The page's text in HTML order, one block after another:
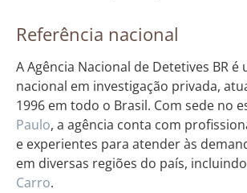
Referência nacional
A Agência Nacional de Detetives BR é
nacional em investigação privada,
1996 em todo o Brasil. Com sede no
Paulo, a agência conta com
e experientes para atender às
em diversas regiões do país, incluindo
Carro.